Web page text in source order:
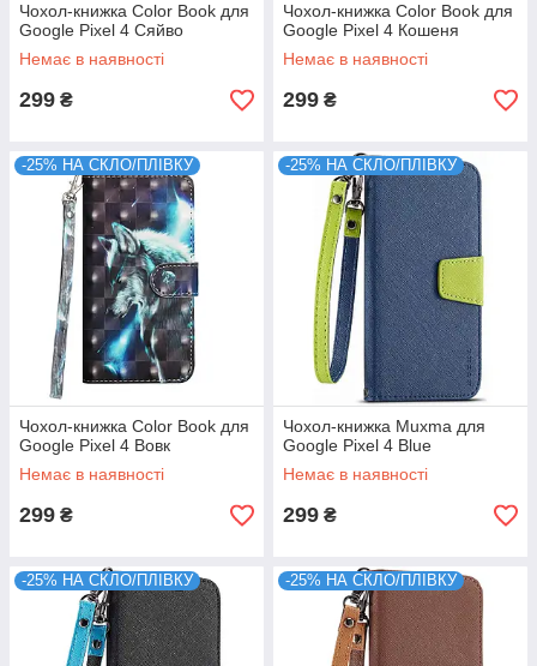
Чохол-книжка Color Book для
Google Pixel 4 Сяйво
Немає в наявності
299 ₴
Чохол-книжка Color Book для
Google Pixel 4 Кошеня
Немає в наявності
299 ₴
-25% НА СКЛО/ПЛІВКУ
Чохол-книжка Color Book для
Google Pixel 4 Вовк
Немає в наявності
299 ₴
-25% НА СКЛО/ПЛІВКУ
Чохол-книжка Muxma для
Google Pixel 4 Blue
Немає в наявності
299 ₴
-25% НА СКЛО/ПЛІВКУ -25% НА СКЛО/ПЛІВКУ